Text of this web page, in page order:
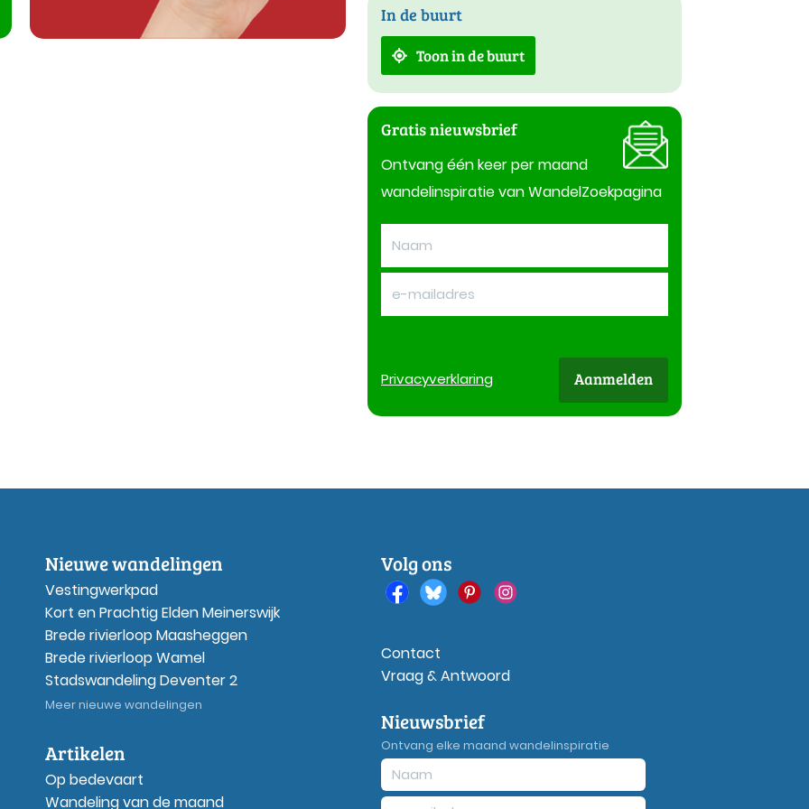
In de buurt
Toon in de buurt
Gratis nieuwsbrief
Ontvang één keer per maand
wandelinspiratie van WandelZoekpagina
Privacyverklaring Aanmelden
Nieuwe wandelingen
Vestingwerkpad
Kort en Prachtig Elden Meinerswijk
Brede rivierloop Maasheggen
Brede rivierloop Wamel
Stadswandeling Deventer 2
Meer nieuwe wandelingen
Artikelen
Op bedevaart
Wandeling van de maand
Volg ons
Contact
Vraag & Antwoord
Nieuwsbrief
Ontvang elke maand wandelinspiratie